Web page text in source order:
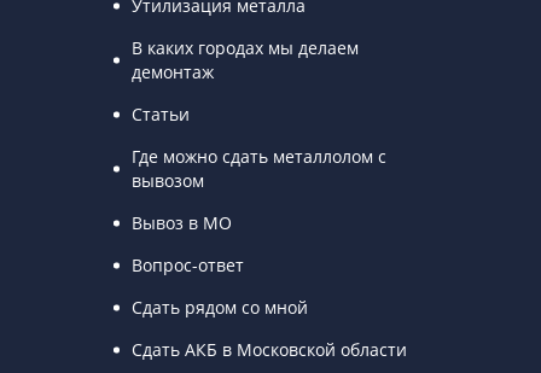
Утилизация металла
В каких городах мы делаем
демонтаж
Статьи
Где можно сдать металлолом с
вывозом
Вывоз в МО
Вопрос-ответ
Сдать рядом со мной
Сдать АКБ в Московской области